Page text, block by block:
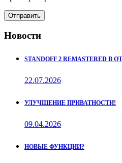
Отправить
Новости
STANDOFF 2 REMASTERED
22.07.2026
УЛУЧШЕНИЕ ПРИВАТНОСТИ!
09.04.2026
НОВЫЕ ФУНКЦИИ?